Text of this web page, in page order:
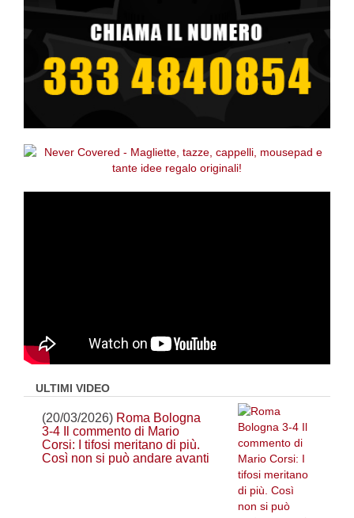
ULTIMI VIDEO
(20/03/2026) Roma Bologna
3-4 Il commento di Mario
Corsi: I tifosi meritano di più.
Così non si può andare avanti